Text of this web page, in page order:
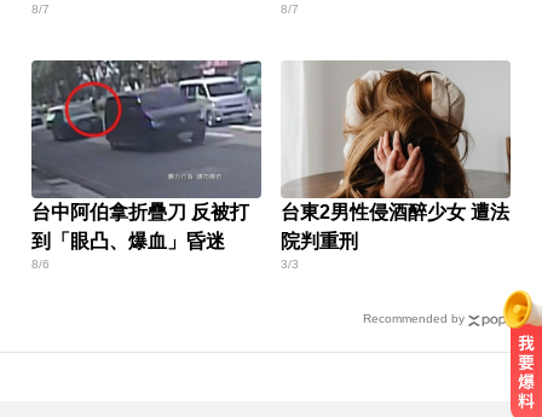
8/7
求償
8/7
台中阿伯拿折疊刀 反被打
到「眼凸、爆血」昏迷
8/6
台東2男性侵酒醉少女 遭法
院判重刑
3/3
Recommended by